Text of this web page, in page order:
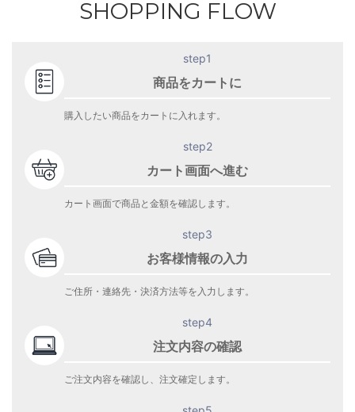
SHOPPING FLOW
step1
商品をカートに
購入したい商品をカートに入れます。
step2
カート画面へ進む
カート画面で商品と金額を確認します。
step3
お客様情報の入力
ご住所・連絡先・決済方法等を入力します。
step4
注文内容の確認
ご注文内容を確認し、注文確定します。